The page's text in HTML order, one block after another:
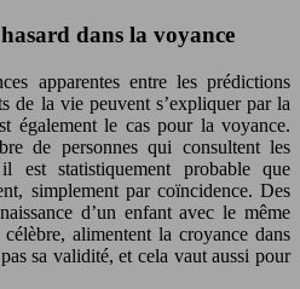
dans la voyance
apparentes entre les prédictions
de la vie peuvent s’expliquer par la
également le cas pour la voyance.
de personnes qui consultent les
est statistiquement probable que
simplement par coïncidence. Des
d’un enfant avec le même
alimentent la croyance dans
sa validité, et cela vaut aussi pour